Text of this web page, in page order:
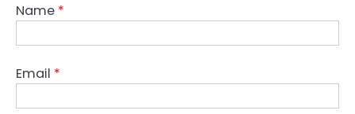
Name *
Email *